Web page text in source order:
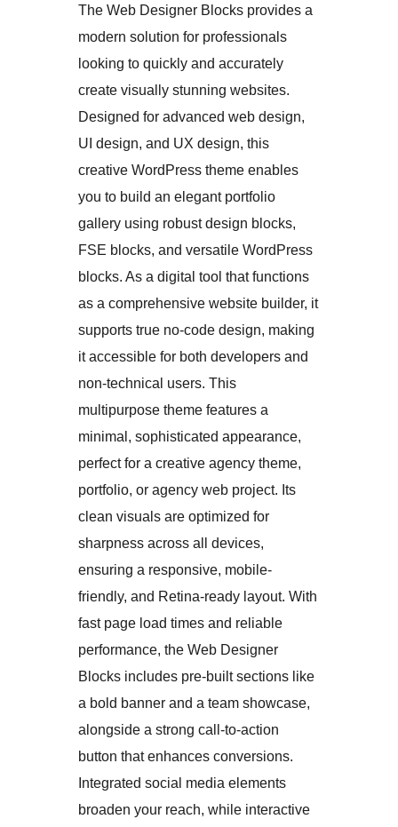
The Web Designer Blocks provides a
modern solution for professionals
looking to quickly and accurately
create visually stunning websites.
Designed for advanced web design,
UI design, and UX design, this
creative WordPress theme enables
you to build an elegant portfolio
gallery using robust design blocks,
FSE blocks, and versatile WordPress
blocks. As a digital tool that functions
as a comprehensive website builder, it
supports true no-code design, making
it accessible for both developers and
non-technical users. This
multipurpose theme features a
minimal, sophisticated appearance,
perfect for a creative agency theme,
portfolio, or agency web project. Its
clean visuals are optimized for
sharpness across all devices,
ensuring a responsive, mobile-
friendly, and Retina-ready layout. With
fast page load times and reliable
performance, the Web Designer
Blocks includes pre-built sections like
a bold banner and a team showcase,
alongside a strong call-to-action
button that enhances conversions.
Integrated social media elements
broaden your reach, while interactive